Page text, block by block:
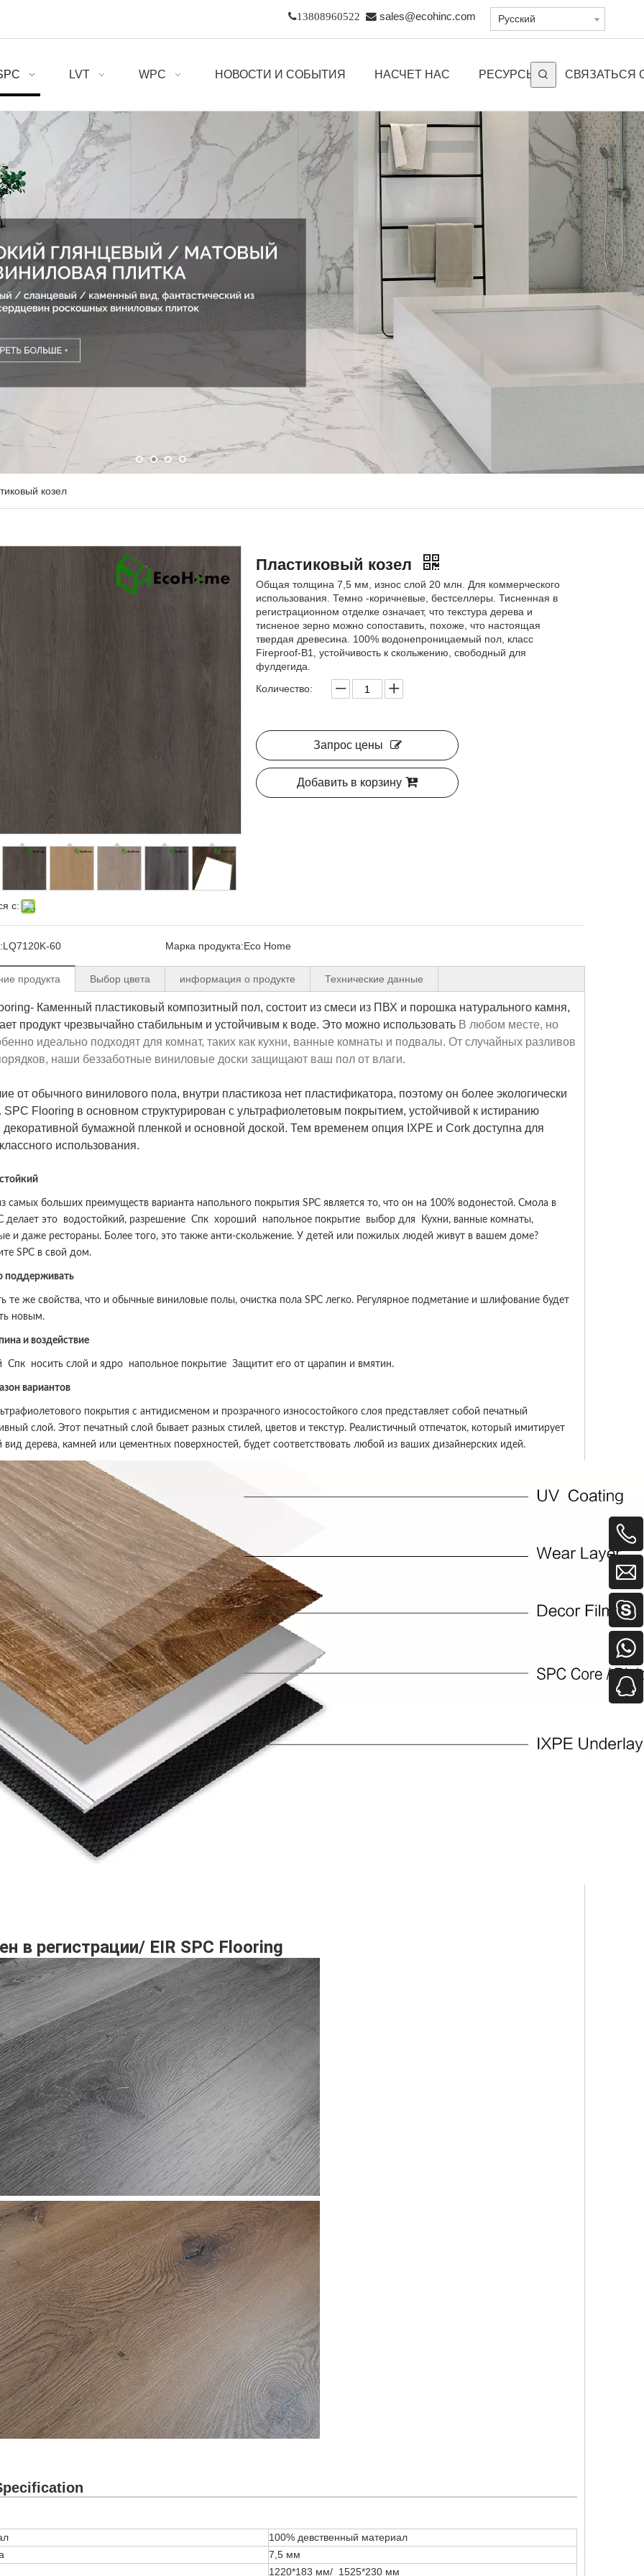
13808960522  sales@ecohinc.com Pусский
LVT WPC НОВОСТИ И СОБЫТИЯ НАСЧЕТ НАС РЕСУРСЫ СВЯЗАТЬСЯ
козел
с:
Пластиковый козел
Общая толщина 7,5 мм, износ слой 20 млн. Для коммерческого
использования. Темно -коричневые, бестселлеры. Тисненная в
регистрационном отделке означает, что текстура дерева и
тисненое зерно можно сопоставить, похоже, что настоящая
твердая древесина. 100% водонепроницаемый пол, класс
Fireproof-B1, устойчивость к скольжению, свободный для
фулдегида.
Количество:
Запрос цены
Добавить в корзину
LQ7120K-60 Марка продукта:Eco Home
продукта Выбор цвета информация о продукте Технические данные
Каменный пластиковый композитный пол, состоит из смеси из ПВХ и порошка натурального камня,
продукт чрезвычайно стабильным и устойчивым к воде. Это можно использовать В любом месте, но
идеально подходят для комнат, таких как кухни, ванные комнаты и подвалы. От случайных разливов
наши беззаботные виниловые доски защищают ваш пол от влаги.
от обычного винилового пола, внутри пластикоза нет пластификатора, поэтому он более экологически
SPC Flooring в основном структурирован с ультрафиолетовым покрытием, устойчивой к истиранию
декоративной бумажной пленкой и основной доской. Тем временем опция IXPE и Cork доступна для
использования.
самых больших преимуществ варианта напольного покрытия SPC является то, что он на 100% водонестой. Смола в
делает это водостойкий, разрешение Спк хороший напольное покрытие выбор для Кухни, ванные комнаты,
и даже рестораны. Более того, это также анти-скольжение. У детей или пожилых людей живут в вашем доме?
SPC в свой дом.
поддерживать
те же свойства, что и обычные виниловые полы, очистка пола SPC легко. Регулярное подметание и шлифование будет
новым.
и воздействие
Спк носить слой и ядро напольное покрытие Защитит его от царапин и вмятин.
вариантов
покрытия с антидисменом и прозрачного износостойкого слоя представляет собой печатный
слой. Этот печатный слой бывает разных стилей, цветов и текстур. Реалистичный отпечаток, который имитирует
дерева, камней или цементных поверхностей, будет соответствовать любой из ваших дизайнерских идей.
в регистрации/ EIR SPC Flooring
100% девственный материал
7,5 мм
1220*183 мм/ 1525*230 мм